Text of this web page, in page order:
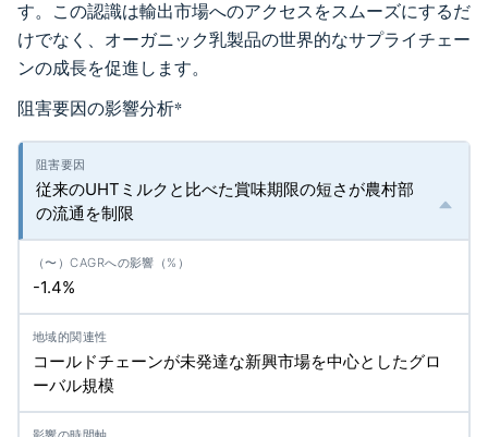
す。この認識は輸出市場へのアクセスをスムーズにするだ
けでなく、オーガニック乳製品の世界的なサプライチェー
ンの成長を促進します。
阻害要因の影響分析*
従来のUHTミルクと比べた賞味期限の短さが農村部
の流通を制限
-1.4%
コールドチェーンが未発達な新興市場を中心としたグロ
ーバル規模